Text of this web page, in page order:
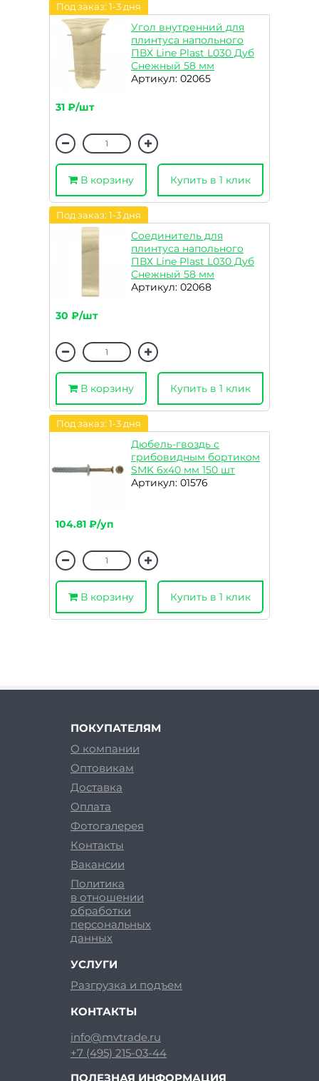
Под заказ: 1-3 дня
Угол внутренний для
плинтуса напольного
ПВХ Line Plast L030 Дуб
Снежный 58 мм
Артикул: 02065
31 ₽/шт
В корзину Купить в 1 клик
Под заказ: 1-3 дня
Соединитель для
плинтуса напольного
ПВХ Line Plast L030 Дуб
Снежный 58 мм
Артикул: 02068
30 ₽/шт
В корзину Купить в 1 клик
Под заказ: 1-3 дня
Дюбель-гвоздь с
грибовидным бортиком
SMK 6х40 мм 150 шт
Артикул: 01576
104.81 ₽/уп
В корзину Купить в 1 клик
ПОКУПАТЕЛЯМ
О компании
Оптовикам
Доставка
Оплата
Фотогалерея
Контакты
Вакансии
Политика
в отношении
обработки
персональных
данных
УСЛУГИ
Разгрузка и подъем
КОНТАКТЫ
info@mvtrade.ru
+7 (495) 215-03-44
ПОЛЕЗНАЯ ИНФОРМАЦИЯ